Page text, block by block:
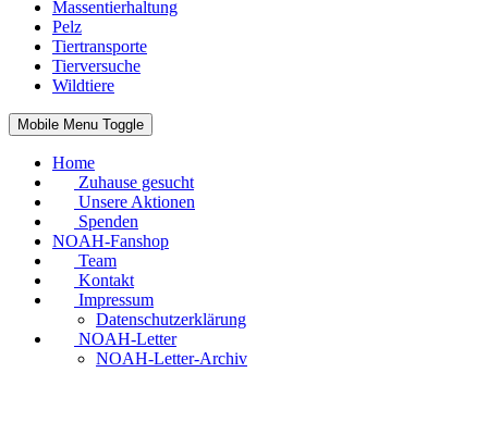
Massentierhaltung
Pelz
Tiertransporte
Tierversuche
Wildtiere
Mobile Menu Toggle
Home
Zuhause gesucht
Unsere Aktionen
Spenden
NOAH-Fanshop
Team
Kontakt
Impressum
Datenschutzerklärung
NOAH-Letter
NOAH-Letter-Archiv